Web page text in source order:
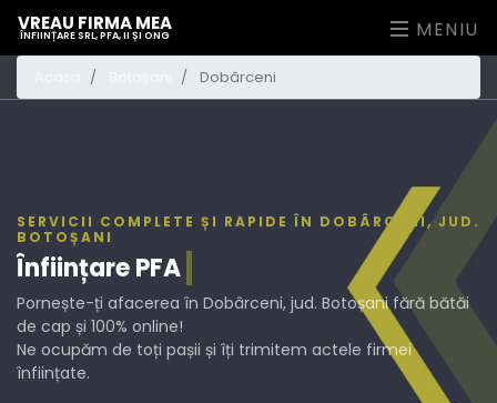
VREAU FIRMA MEA
ÎNFIINȚARE SRL, PFA, II ȘI ONG MENIU
Dobârceni
SERVICII COMPLETE ȘI RAPIDE ÎN DOBÂRCENI, JUD.
BOTOȘANI
ÎnființarePF
Pornește-ți afacerea în Dobârceni, jud. Botoșani fără bătăi
de cap și 100% online!
Ne ocupăm de toți pașii și îți trimitem actele firmei
înființate.